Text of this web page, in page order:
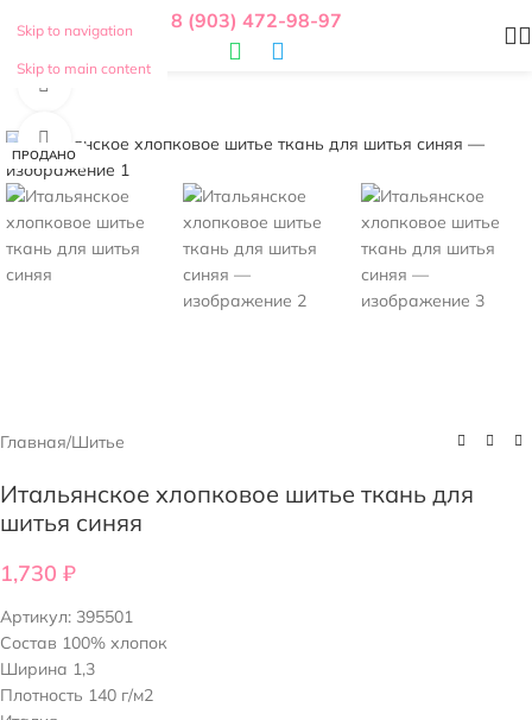
Skip to navigation
Skip to main content
8 (903) 472-98-97
ПРОДАНО
Нажмите, чтобы увеличить
Главная/Шитье
Итальянское хлопковое шитье ткань для
шитья синяя
1,730 ₽
Артикул: 395501
Состав 100% хлопок
Ширина 1,3
Плотность 140 г/м2